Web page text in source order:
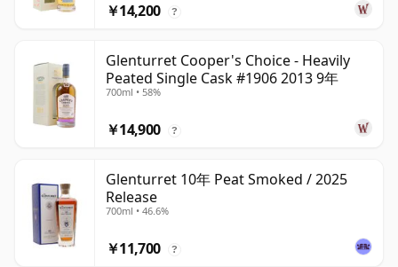
￥14,200 ?
Glenturret Cooper's Choice - Heavily
Peated Single Cask #1906 2013 9年
700ml • 58%
￥14,900 ?
Glenturret 10年 Peat Smoked / 2025
Release
700ml • 46.6%
￥11,700 ?